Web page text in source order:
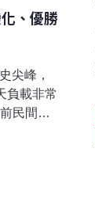
、優勝
尖峰，
負載非常
民間氣
白天用
自由時
近天氣